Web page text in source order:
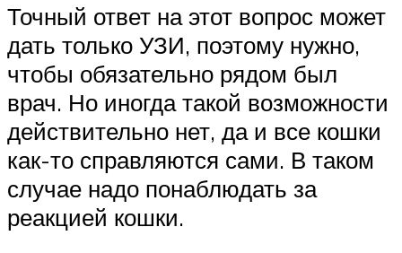
Точный ответ на этот вопрос может
дать только УЗИ, поэтому нужно,
чтобы обязательно рядом был
врач. Но иногда такой возможности
действительно нет, да и все кошки
как-то справляются сами. В таком
случае надо понаблюдать за
реакцией кошки.